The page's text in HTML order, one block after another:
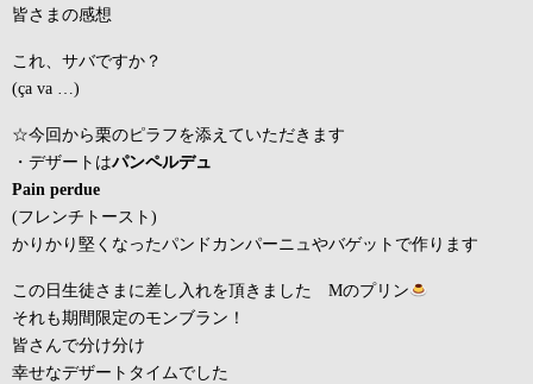
皆さまの感想
これ、サバですか？
(ça va …)
☆今回から栗のピラフを添えていただきます
・デザートはパンペルデュ
Pain perdue
(フレンチトースト)
かりかり堅くなったパンドカンパーニュやバゲットで作ります
この日生徒さまに差し入れを頂きました Mのプリン
それも期間限定のモンブラン！
皆さんで分け分け
幸せなデザートタイムでした